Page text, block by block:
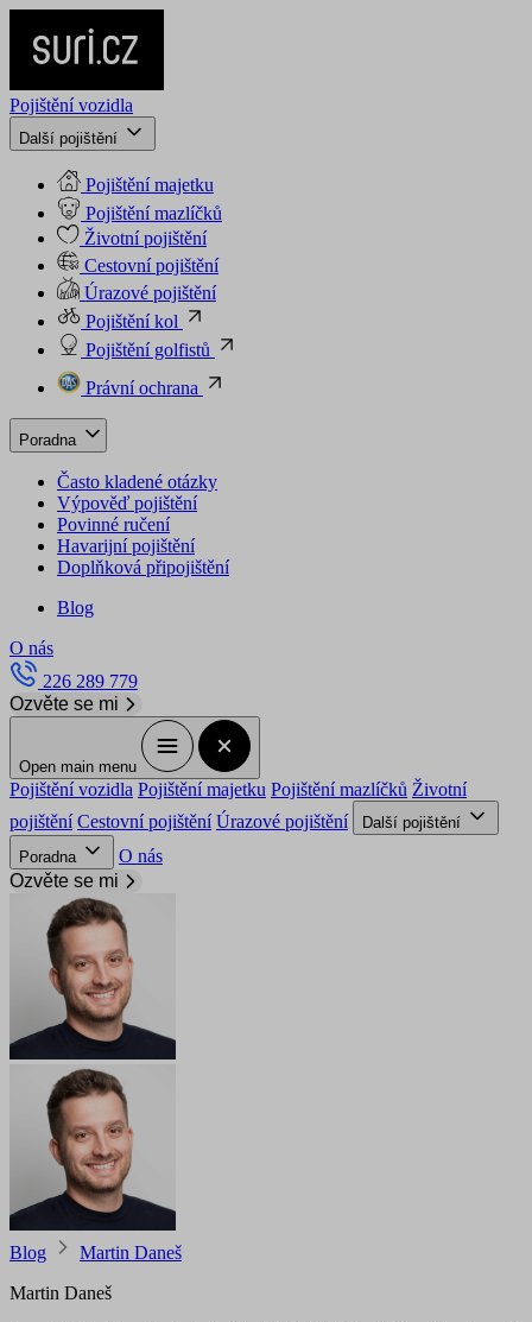
Pojištění vozidla
Další pojištění
Pojištění majetku
Pojištění mazlíčků
Životní pojištění
Cestovní pojištění
Úrazové pojištění
Pojištění kol
Pojištění golfistů
Právní ochrana
Poradna
Často kladené otázky
Výpověď pojištění
Povinné ručení
Havarijní pojištění
Doplňková připojištění
Blog
O nás
226 289 779
Ozvěte se mi
Open main menu
Pojištění vozidla Pojištění majetku Pojištění mazlíčků Životní
pojištění Cestovní pojištění Úrazové pojištění
Další pojištění
Poradna
O nás
Ozvěte se mi
Blog
Martin Daneš
Martin Daneš